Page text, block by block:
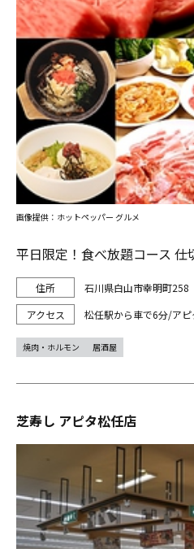
平日限定！食べ放題コース 仕
石川県白山市幸明町258
松任駅から車で6分/ア
画像提供：ホットペッパー グルメ
焼肉・ホルモン 居酒屋
芝寿し アピタ松任店